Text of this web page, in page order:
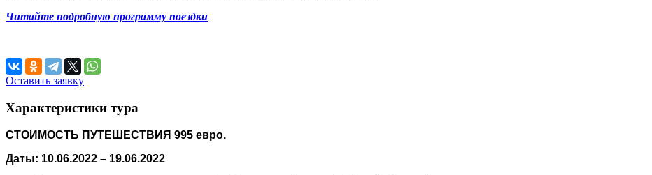
Читайте подробную программу поездки
Оставить заявку
Характеристики тура
СТОИМОСТЬ ПУТЕШЕСТВИЯ 995 евро.
Даты: 10.06.2022 – 19.06.2022